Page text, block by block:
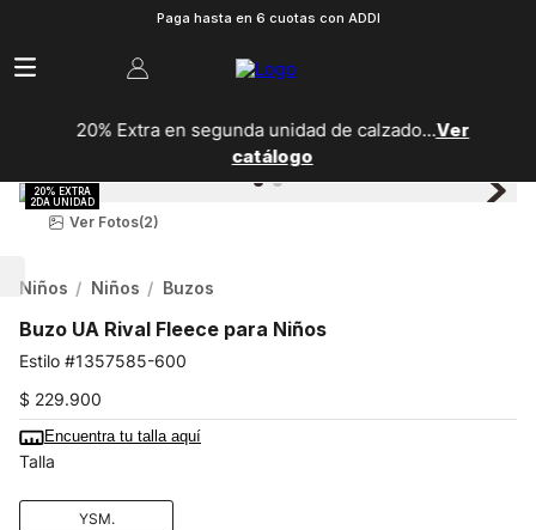
Paga hasta en 6 cuotas con ADDI
20% Extra en segunda unidad de calzado...Ver
catálogo
Ver Fotos(2)
Niños Niños Buzos
Buzo UA Rival Fleece para Niños
1357585-600
$ 229.900
Encuentra tu talla aquí
Talla
YSM.